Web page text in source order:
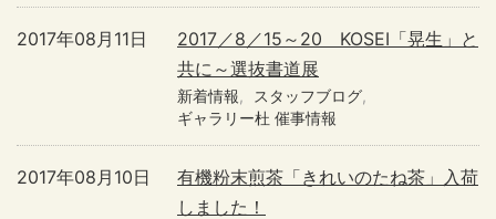
2017／8／15～20 KOSEI「晃生」と
共に～選抜書道展
2017年08月11日
新着情報
スタッフブログ
ギャラリー杜 催事情報
有機粉末煎茶「きれいのたね茶」入荷
しました！
2017年08月10日